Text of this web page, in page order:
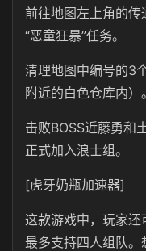
前往地图左上角的
“恶童狂暴”任务。
清理地图中编号的3
附近的白色仓库内）。
击败BOSS近藤勇和
正式加入浪士组。
[虎牙奶瓶加速器]
这款游戏中， 玩家还
最多支持四人组队